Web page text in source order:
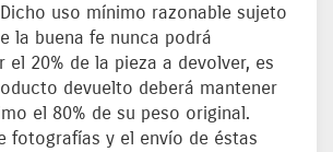
uso mínimo razonable sujeto
la buena fe nunca podrá
el 20% de la pieza a devolver, es
devuelto deberá mantener
el 80% de su peso original.
fotografías y el envío de éstas